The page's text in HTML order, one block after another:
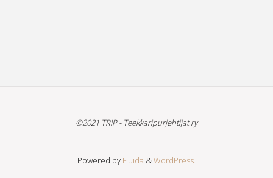
©2021 TRIP - Teekkaripurjehtijat ry
Powered by Fluida &WordPress.